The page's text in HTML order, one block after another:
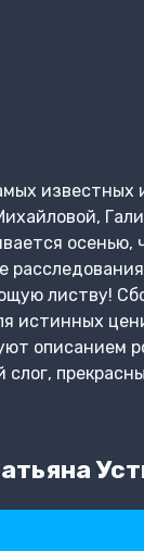
известных
осенью,
листву!
истинных
описанием